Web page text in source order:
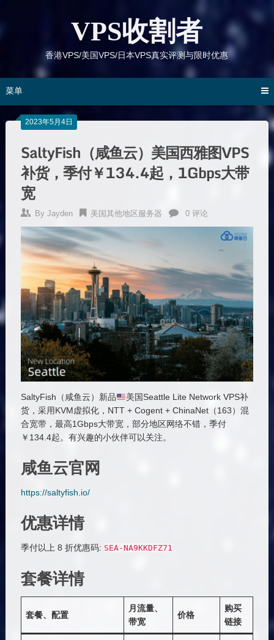
VPS收割者
香港VPS/美国VPS/日本VPS真实评测与限时优惠
菜单
2023年5月4日
SaltyFish（咸鱼云）美国西雅图VPS
补货，季付￥134.4起，1Gbps大带
宽
By Jayden 美国其他地区服务器 0 评论
SaltyFish（咸鱼云）新品
美国Seattle Lite Network VPS补
货，采用KVM虚拟化，NTT + Cogent + ChinaNet（163）混
合宽带，最高1Gbps大带宽，部分地区网络不错，季付
￥134.4起。有兴趣的小伙伴可以关注。
咸鱼云官网
https://saltyfish.io/
优惠详情
季付以上 8 折优惠码: SEA-NA9KKDFZ71
套餐详情
套餐、配置
月流量、
带宽
价格
购买
链接